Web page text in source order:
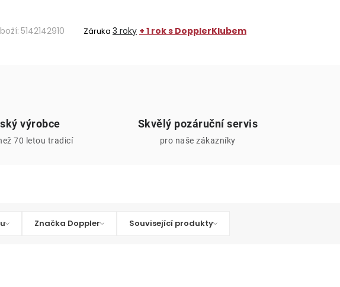
5142142910 Záruka 3 roky + 1 rok s DopplerKlubem
výrobce
70 letou tradicí
Skvělý pozáruční servis
pro naše zákazníky
Značka Doppler Související produkty